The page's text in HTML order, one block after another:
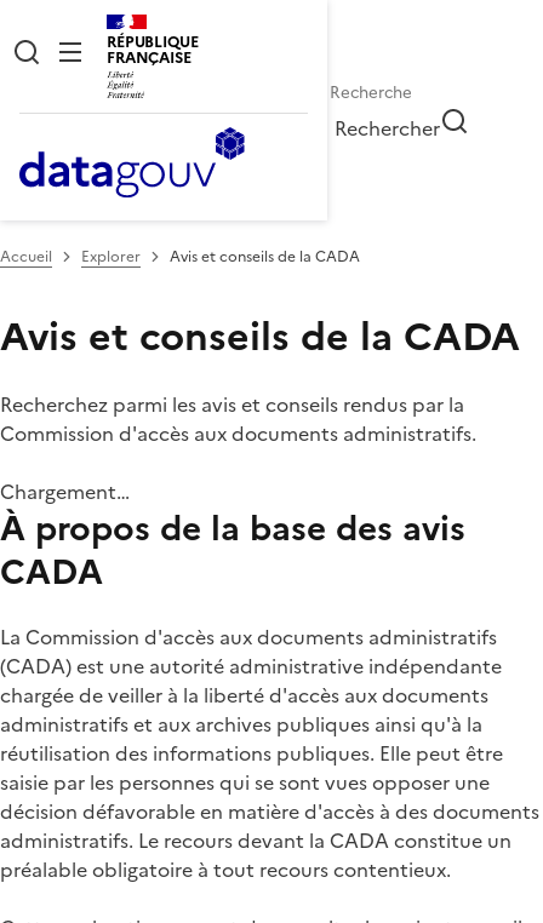
RÉPUBLIQUE
FRANÇAISE
Rechercher
Accueil Explorer Avis et conseils de la CADA
Avis et conseils de la CADA
Recherchez parmi les avis et conseils rendus par la
Commission d'accès aux documents administratifs.
Chargement…
À propos de la base des avis
CADA
La Commission d'accès aux documents administratifs
(CADA) est une autorité administrative indépendante
chargée de veiller à la liberté d'accès aux documents
administratifs et aux archives publiques ainsi qu'à la
réutilisation des informations publiques. Elle peut être
saisie par les personnes qui se sont vues opposer une
décision défavorable en matière d'accès à des documents
administratifs. Le recours devant la CADA constitue un
préalable obligatoire à tout recours contentieux.